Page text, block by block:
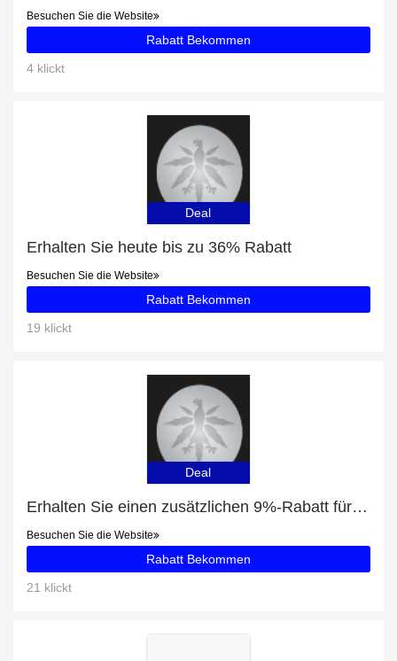
Besuchen Sie die Website
Rabatt Bekommen
4 klickt
Deal
Erhalten Sie heute bis zu 36% Rabatt
Besuchen Sie die Website
Rabatt Bekommen
19 klickt
Deal
Erhalten Sie einen zusätzlichen 9%-Rabatt für HERBLIZ – CBD KÖRPER & MASSAGEÖL (ZITRONENGRAS)
Besuchen Sie die Website
Rabatt Bekommen
21 klickt